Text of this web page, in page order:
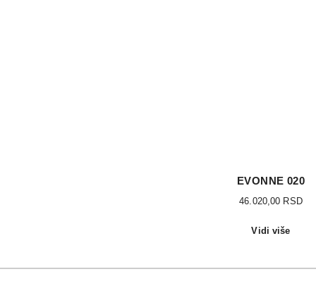
EVONNE 020
46.020,00 RSD
Vidi više